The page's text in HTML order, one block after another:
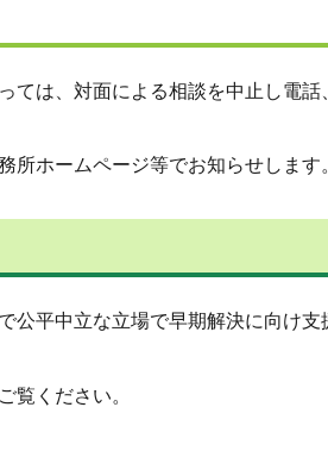
ては、対面による相談を中止し電
所ホームページ等でお知らせします
公平中立な立場で早期解決に向け
覧ください。